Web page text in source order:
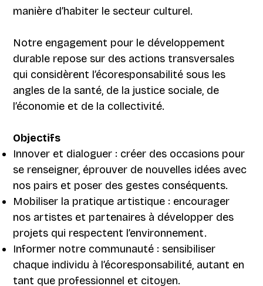
manière d’habiter le secteur culturel.
Notre engagement pour le développement
durable repose sur des actions transversales
qui considèrent l’écoresponsabilité sous les
angles de la santé, de la justice sociale, de
l’économie et de la collectivité.
Objectifs
Innover et dialoguer : créer des occasions pour
se renseigner, éprouver de nouvelles idées avec
nos pairs et poser des gestes conséquents.
Mobiliser la pratique artistique : encourager
nos artistes et partenaires à développer des
projets qui respectent l’environnement.
Informer notre communauté : sensibiliser
chaque individu à l’écoresponsabilité, autant en
tant que professionnel et citoyen.